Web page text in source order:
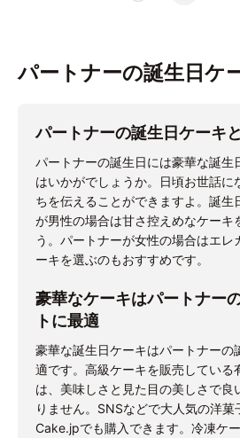
パートナーの誕生日ケ
パートナーの誕生日ケーキ
パートナーの誕生日には豪華な誕生
はいかがでしょうか。日頃お世話に
ちを伝えることができますよ。誕生
が男性の場合は甘さ控えめなケーキ
う。パートナーが女性の場合はエレ
ーキを選ぶのもおすすめです。
豪華なケーキはパートナー
トに最適
豪華な誕生日ケーキはパートナーの
適です。高級ケーキを販売している
は、美味しさと見た目の美しさで良
りません。SNSなどで大人気の洋菓
Cake.jpでも購入できます。冷凍ケ